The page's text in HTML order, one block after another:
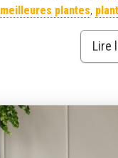
meilleures plantes,
Lire